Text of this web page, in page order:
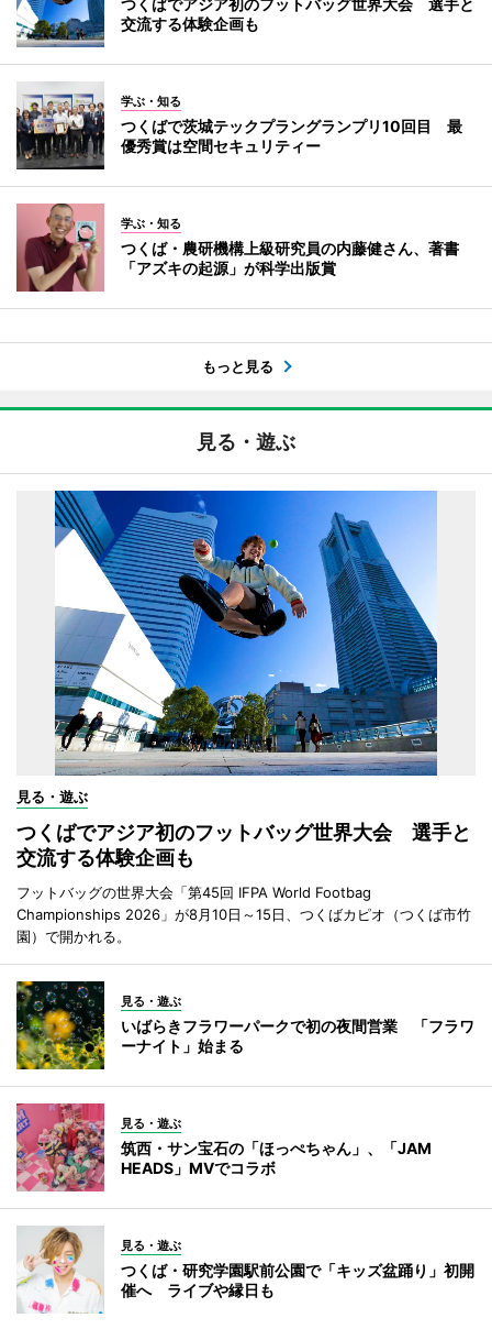
つくばでアジア初のフットバッグ世界大会 選手と
交流する体験企画も
学ぶ・知る
つくばで茨城テックプラングランプリ10回目 最
優秀賞は空間セキュリティー
学ぶ・知る
つくば・農研機構上級研究員の内藤健さん、著書
「アズキの起源」が科学出版賞
もっと見る
見る・遊ぶ
見る・遊ぶ
つくばでアジア初のフットバッグ世界大会 選手と
交流する体験企画も
フットバッグの世界大会「第45回 IFPA World Footbag
Championships 2026」が8月10日～15日、つくばカピオ（つくば市竹
園）で開かれる。
見る・遊ぶ
いばらきフラワーパークで初の夜間営業 「フラワ
ーナイト」始まる
見る・遊ぶ
筑西・サン宝石の「ほっぺちゃん」、「JAM
HEADS」MVでコラボ
見る・遊ぶ
つくば・研究学園駅前公園で「キッズ盆踊り」初開
催へ ライブや縁日も